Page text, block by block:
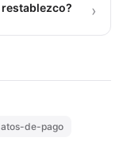
›
de-pago